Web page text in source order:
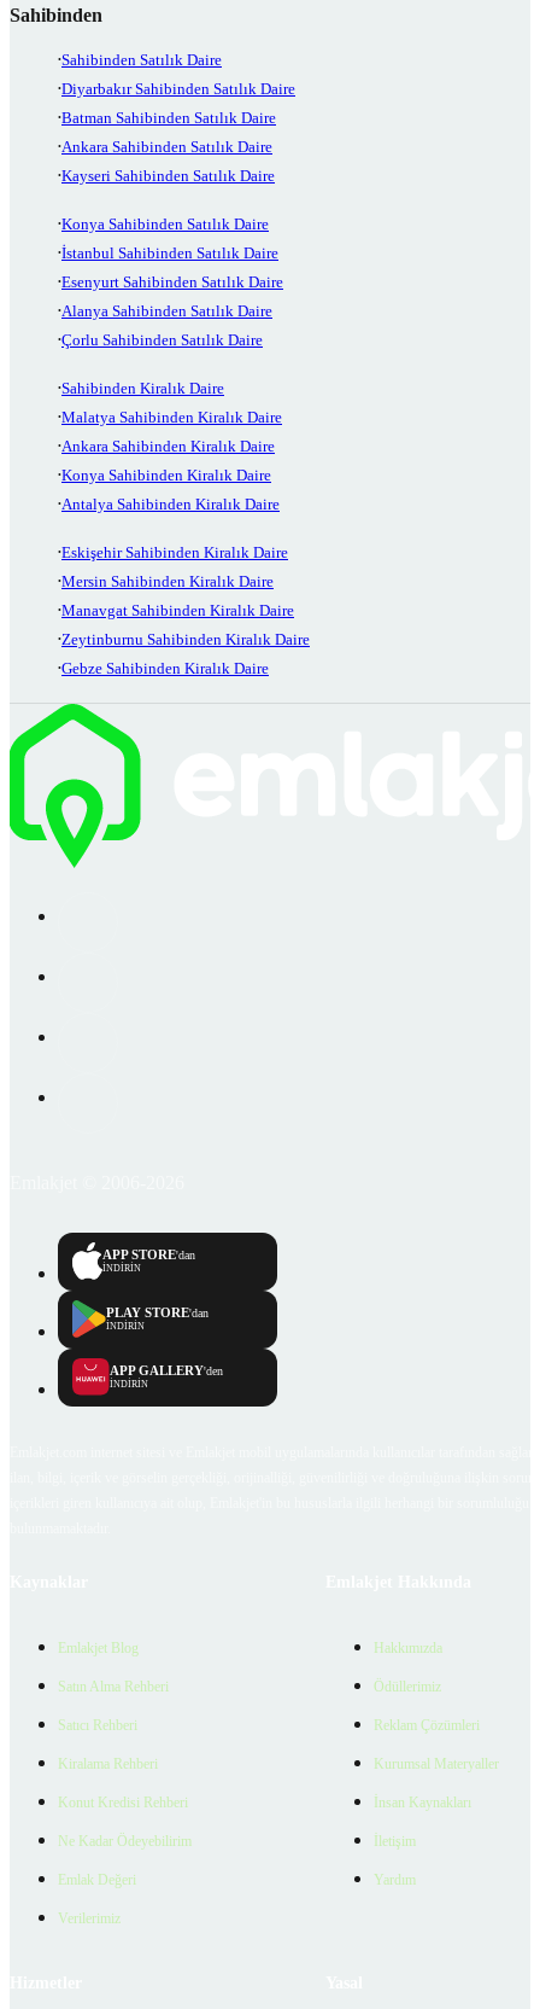
Sahibinden
Sahibinden Satılık Daire
Diyarbakır Sahibinden Satılık Daire
Batman Sahibinden Satılık Daire
Ankara Sahibinden Satılık Daire
Kayseri Sahibinden Satılık Daire
Konya Sahibinden Satılık Daire
İstanbul Sahibinden Satılık Daire
Esenyurt Sahibinden Satılık Daire
Alanya Sahibinden Satılık Daire
Çorlu Sahibinden Satılık Daire
Sahibinden Kiralık Daire
Malatya Sahibinden Kiralık Daire
Ankara Sahibinden Kiralık Daire
Konya Sahibinden Kiralık Daire
Antalya Sahibinden Kiralık Daire
Eskişehir Sahibinden Kiralık Daire
Mersin Sahibinden Kiralık Daire
Manavgat Sahibinden Kiralık Daire
Zeytinburnu Sahibinden Kiralık Daire
Gebze Sahibinden Kiralık Daire
APP STORE'dan
İNDİRİN
PLAY STORE'dan
İNDİRİN
APP GALLERY'den
İNDİRİN
Emlakjet Blog
Satın Alma Rehberi
Satıcı Rehberi
Kiralama Rehberi
Konut Kredisi Rehberi
Ne Kadar Ödeyebilirim
Emlak Değeri
Verilerimiz
Hakkımızda
Ödüllerimiz
Reklam Çözümleri
Kurumsal Materyaller
İnsan Kaynakları
İletişim
Yardım